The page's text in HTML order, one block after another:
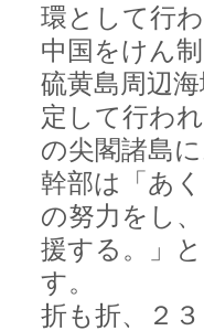
環として行
中国をけん
硫黄島周辺
定して行わ
の尖閣諸島
幹部は「あ
の努力をし
援する。」
す。
折も折、２